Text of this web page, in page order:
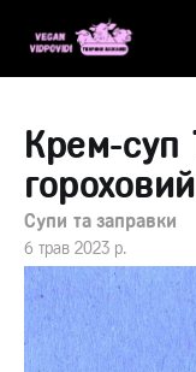
Крем-суп
гороховий
Супи та заправки
6 трав 2023 р.